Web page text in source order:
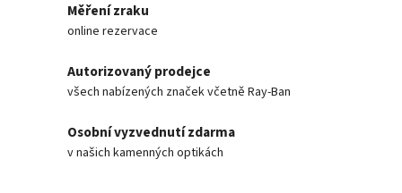
Měření zraku
online rezervace
Autorizovaný prodejce
všech nabízených značek včetně Ray-Ban
Osobní vyzvednutí zdarma
v našich kamenných optikách